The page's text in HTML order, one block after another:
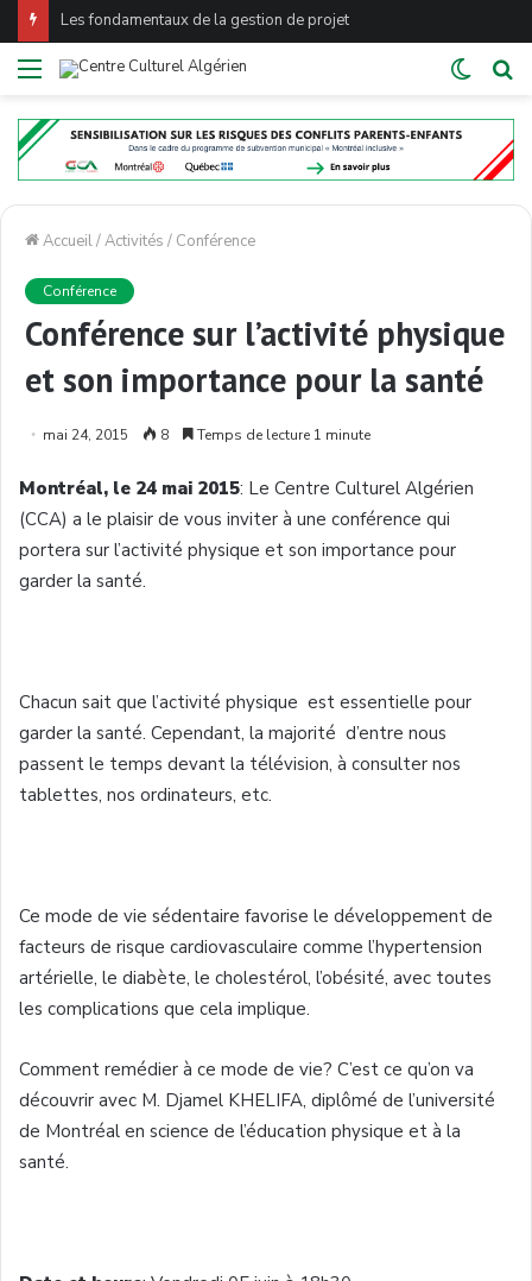
Les fondamentaux de la gestion de projet
Menu
Switch
Accueil/Activités / Conférence
Conférence
Conférence sur l’activité physique
et son importance pour la santé
mai 24, 2015 8 Temps de lecture 1 minute
Montréal, le 24 mai 2015: Le Centre Culturel Algérien
(CCA) a le plaisir de vous inviter à une conférence qui
portera sur l’activité physique et son importance pour
garder la santé.
Chacun sait que l’activité physique est essentielle pour
garder la santé. Cependant, la majorité d’entre nous
passent le temps devant la télévision, à consulter nos
tablettes, nos ordinateurs, etc.
Ce mode de vie sédentaire favorise le développement de
facteurs de risque cardiovasculaire comme l’hypertension
artérielle, le diabète, le cholestérol, l’obésité, avec toutes
les complications que cela implique.
Comment remédier à ce mode de vie? C’est ce qu’on va
découvrir avec M. Djamel KHELIFA, diplômé de l’université
de Montréal en science de l’éducation physique et à la
santé.